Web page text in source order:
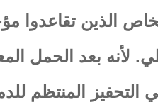
الذين تقاعدوا
لأنه بعد الحمل
التحفيز المنتظم